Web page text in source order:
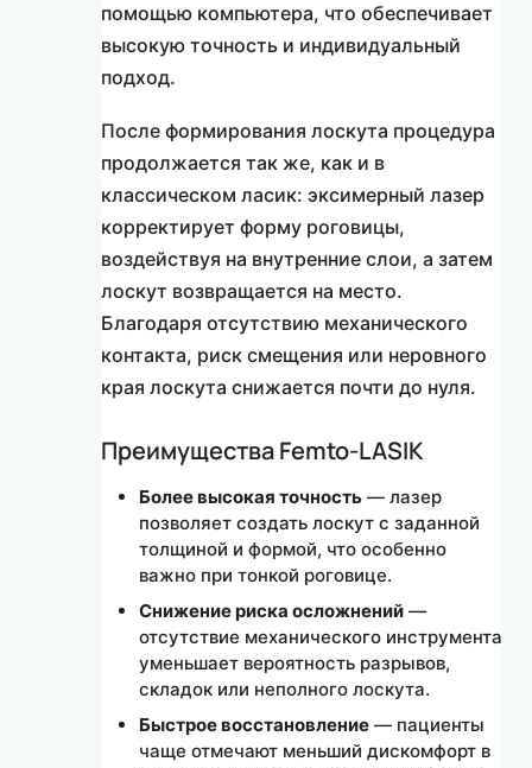
помощью компьютера, что обеспечивает
высокую точность и индивидуальный
подход.
После формирования лоскута процедура
продолжается так же, как и в
классическом ласик: эксимерный лазер
корректирует форму роговицы,
воздействуя на внутренние слои, а затем
лоскут возвращается на место.
Благодаря отсутствию механического
контакта, риск смещения или неровного
края лоскута снижается почти до нуля.
Преимущества Femto-LASIK
Более высокая точность — лазер
позволяет создать лоскут с заданной
толщиной и формой, что особенно
важно при тонкой роговице.
Снижение риска осложнений —
отсутствие механического инструмента
уменьшает вероятность разрывов,
складок или неполного лоскута.
Быстрое восстановление — пациенты
чаще отмечают меньший дискомфорт в